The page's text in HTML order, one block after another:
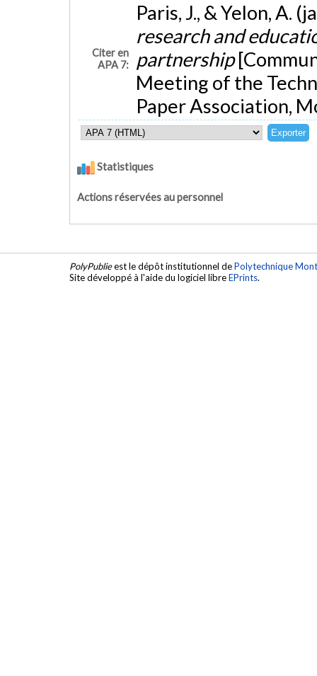
Citer en
APA 7:
Paris, J., & Yelon, A.
research and
partnership
Meeting of the
Paper Association,
Statistiques
Actions réservées au personnel
PolyPublieest le dépôt institutionnel dePolytechnique
Site développé à l'aide du logiciel libreEPrints.